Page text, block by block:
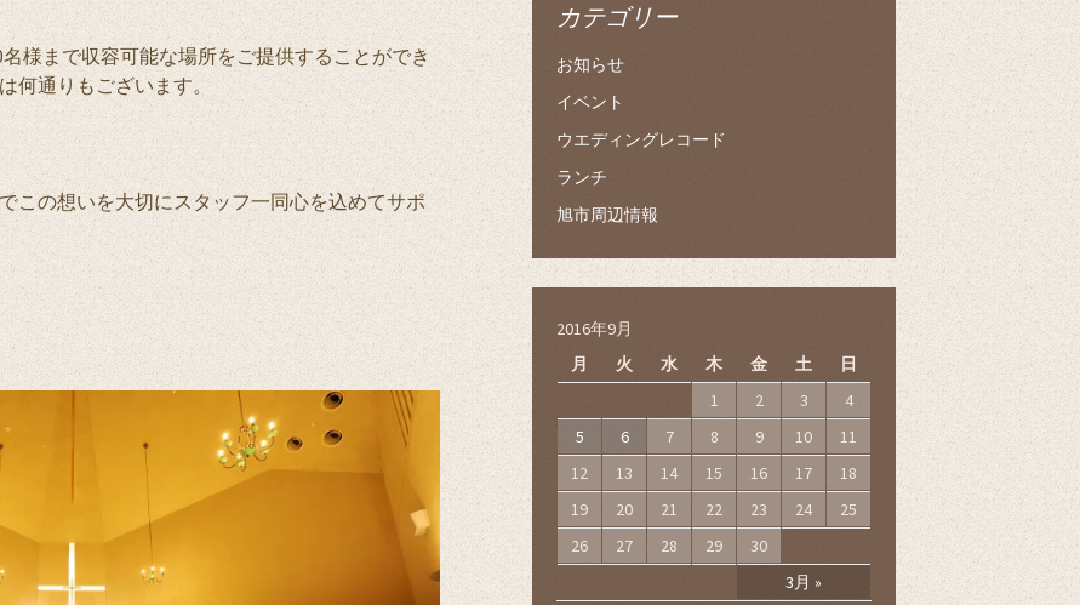
様まで収容可能な場所をご提供することができ
何通りもございます。
この想いを大切にスタッフ一同心を込めてサポ
カテゴリー
お知らせ
イベント
ウエディングレコード
ランチ
旭市周辺情報
2016年9月
月
火 水 木 金 土 日
3月 »
1 2 3
4
5
6 7 8 9 10
11
12
13 14 15 16 17
18
19
20 21 22 23 24
25
26
27 28 29 30